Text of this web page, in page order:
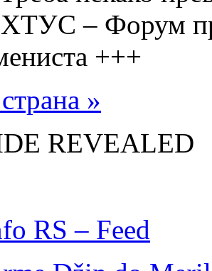
– Форум
+++
»
REVEALED
RS – Feed